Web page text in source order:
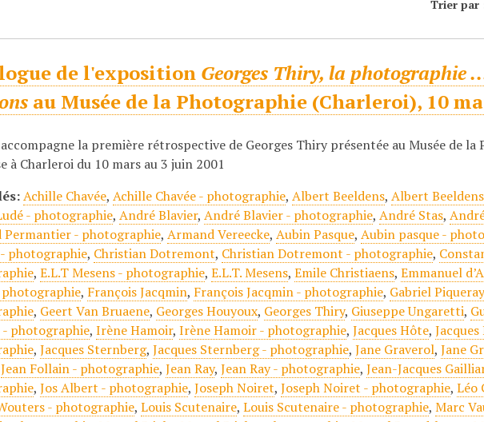
Trier par
de l'exposition Georges Thiry, la photographie
au Musée de la Photographie (Charleroi), 10
la première rétrospective de Georges Thiry présentée au Musée de
à Charleroi du 10 mars au 3 juin 2001
Achille Chavée,Achille Chavée - photographie,Albert Beeldens,Albert
- photographie,André Blavier,André Blavier - photographie,André Stas,
Permantier - photographie,Armand Vereecke,Aubin Pasque,Aubin pasque -
photographie, Christian Dotremont, Christian Dotremont - photographie,
,E.L.T Mesens - photographie,E.L.T. Mesens,Emile Christiaens,Emmanuel
photographie, François Jacqmin, François Jacqmin - photographie, Gabriel Piqueray
, Geert Van Bruaene, Georges Houyoux, Georges Thiry, Giuseppe Ungaretti,
photographie,Irène Hamoir,Irène Hamoir - photographie,Jacques Hôte,
,Jacques Sternberg,Jacques Sternberg - photographie,Jane Graverol,Jane
Jean Follain - photographie,Jean Ray,Jean Ray - photographie,Jean-Jacques
,Jos Albert - photographie,Joseph Noiret,Joseph Noiret - photographie,Léo
- photographie,Louis Scutenaire,Louis Scutenaire - photographie,Marc